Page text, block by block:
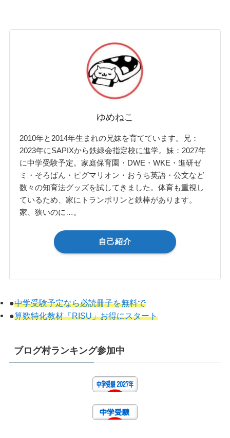
ゆめねこ
2010年と2014年生まれの兄妹を育てています。兄：
2023年にSAPIXから鉄緑会指定校に進学。妹：2027年
に中学受験予定。家庭保育園・DWE・WKE・進研ゼ
ミ・そろばん・ピグマリオン・おうち英語・公文など
数々の知育法グッズを試してきました。体育も重視し
ているため、家にトランポリンと鉄棒があります。
家、狭いのに…。
自己紹介
●中学受験予定なら必読冊子を無料で
●算数特化教材「RISU」お得にスタート
ブログ村ランキング参加中